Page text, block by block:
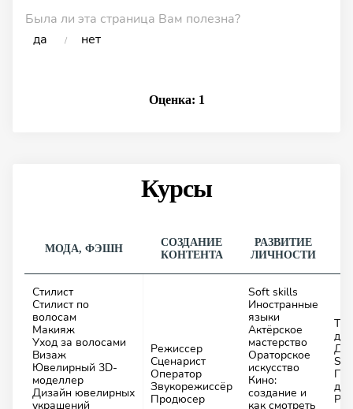
Была ли эта страница Вам полезна?
да
/ нет
Оценка: 1
Курсы
МОДА, ФЭШН
СОЗДАНИЕ
КОНТЕНТА
РАЗВИТИЕ
ЛИЧНОСТИ
Стилист
Стилист по
волосам
Макияж
Уход за волосами
Визаж
Ювелирный 3D-
моделлер
Дизайн ювелирных
украшений
Режиссер
Сценарист
Оператор
Звукорежиссёр
Продюсер
Soft skills
Иностранные
языки
Актёрское
мастерство
Ораторское
искусство
Кино:
создание и
как смотреть